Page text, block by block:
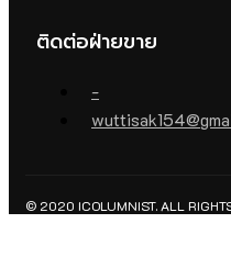
ติดต่อฝ่ายขาย
-
© 2020 ICOLUMNIST. ALL